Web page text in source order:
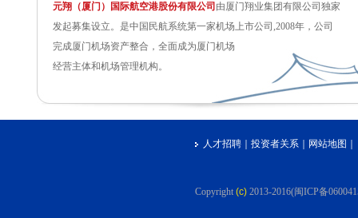
元翔（厦门）国际航空港股份有限公司 由厦门翔业集团有限公司独家
发起募集设立。是中国民航系统第一家机场上市公司,2008年，公司
完成厦门机场资产整合，全面成为厦门机场
经营主体和机场管理机构。
人才招聘 投资者关系 网站地图
Copyright (c) 2013-2016(闽ICP备